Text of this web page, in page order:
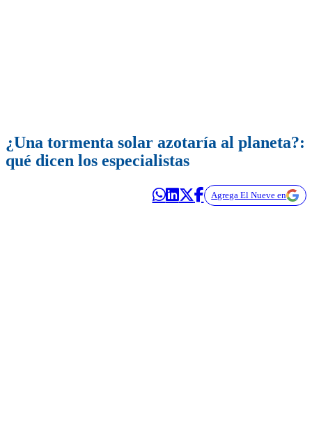
¿Una tormenta solar azotaría al planeta?:
qué dicen los especialistas
Agrega El Nueve en